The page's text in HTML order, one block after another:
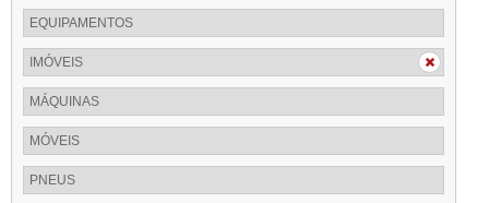
EQUIPAMENTOS
IMÓVEIS
MÁQUINAS
MÓVEIS
PNEUS